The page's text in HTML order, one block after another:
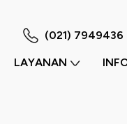
(021) 7949436
LAYANAN